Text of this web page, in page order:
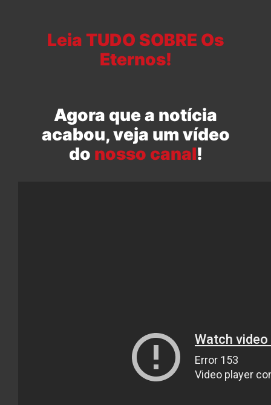
Leia TUDO SOBRE Os
Eternos!
Agora que a notícia
acabou, veja um vídeo
do nosso canal!